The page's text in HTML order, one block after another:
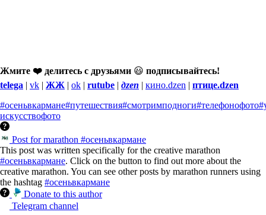
Жмите ❤️ делитесь с друзьями 😃 подписывайтесь!
telega | vk | ЖЖ | ok | rutube | дzen | кино.dzen | птице.dzen
#осеньвкармане#путешествия#смотримподноги#телефонофото
искусствофото
Post for marathon #осеньвкармане
This post was written specifically for the creative marathon
#осеньвкармане. Click on the button to find out more about the
creative marathon. You can see other posts by marathon runners using
the hashtag #осеньвкармане
Donate to this author
Telegram channel